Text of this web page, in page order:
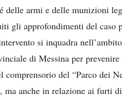
delle armi e delle munizioni
gli approfondimenti del caso
si inquadra
di Messina per
comprensorio del “Parco dei
ma anche in relazione ai furti